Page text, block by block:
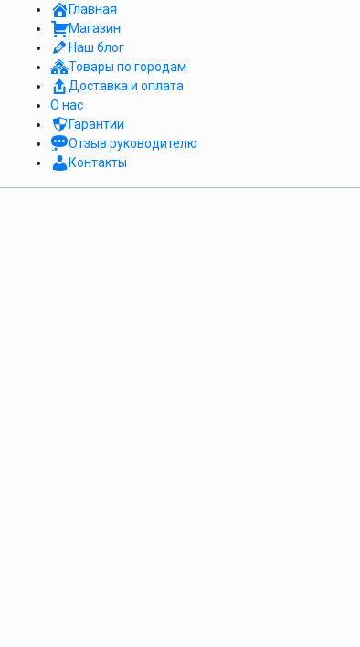
Главная
Магазин
Наш блог
Товары по городам
Доставка и оплата
О нас
Гарантии
Отзыв руководителю
Контакты